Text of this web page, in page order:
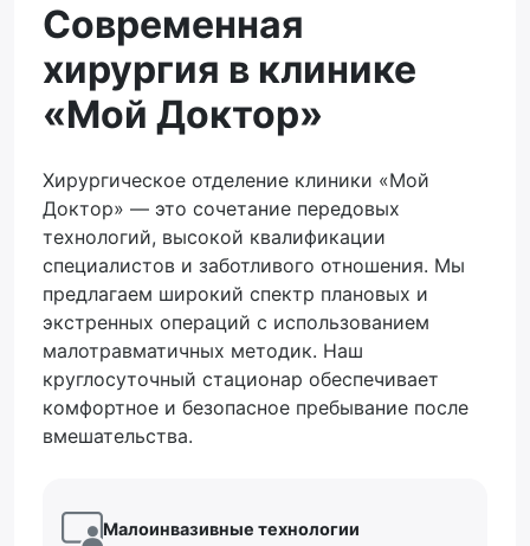
Современная
хирургия в клинике
«Мой Доктор»
Хирургическое отделение клиники «Мой
Доктор» — это сочетание передовых
технологий, высокой квалификации
специалистов и заботливого отношения. Мы
предлагаем широкий спектр плановых и
экстренных операций с использованием
малотравматичных методик. Наш
круглосуточный стационар обеспечивает
комфортное и безопасное пребывание после
вмешательства.
Малоинвазивные технологии